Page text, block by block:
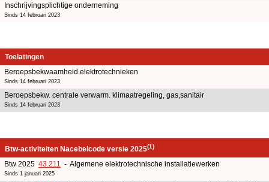
Inschrijvingsplichtige onderneming
Sinds 14 februari 2023
Toelatingen
Beroepsbekwaamheid elektrotechnieken
Sinds 14 februari 2023
Beroepsbekw. centrale verwarm. klimaatregeling, gas,sanitair
Sinds 14 februari 2023
Btw-activiteiten Nacebelcode versie 2025(1)
Btw 2025 43.211 - Algemene elektrotechnische installatiewerken
Sinds 1 januari 2025